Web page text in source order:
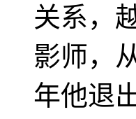
关系，
影师，
年他退